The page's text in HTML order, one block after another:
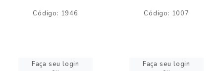
Código: 1946
Faça seu login
Código: 1007
Faça seu login